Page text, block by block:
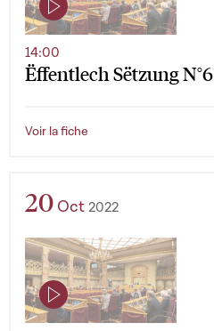
Ëffentlech Sëtzung N°6
14:00
Voir la fiche
20 Oct 2022